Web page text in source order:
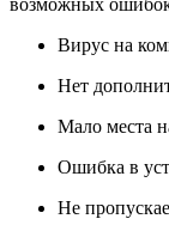
возможных
Вирус на
Нет
Мало места
Ошибка в
Не